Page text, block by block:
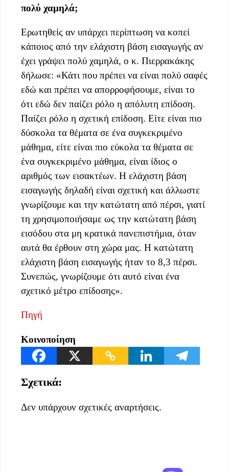
πολύ χαμηλά;
Ερωτηθείς αν υπάρχει περίπτωση να κοπεί
κάποιος από την ελάχιστη βάση εισαγωγής αν
έχει γράψει πολύ χαμηλά, ο κ. Πιερρακάκης
δήλωσε: «Κάτι που πρέπει να είναι πολύ σαφές
εδώ και πρέπει να απορροφήσουμε, είναι το
ότι εδώ δεν παίζει ρόλο η απόλυτη επίδοση.
Παίζει ρόλο η σχετική επίδοση. Είτε είναι πιο
δύσκολα τα θέματα σε ένα συγκεκριμένο
μάθημα, είτε είναι πιο εύκολα τα θέματα σε
ένα συγκεκριμένο μάθημα, είναι ίδιος ο
αριθμός των εισακτέων. Η ελάχιστη βάση
εισαγωγής δηλαδή είναι σχετική και άλλωστε
γνωρίζουμε και την κατώτατη από πέρσι, γιατί
τη χρησιμοποιήσαμε ως την κατώτατη βάση
εισόδου στα μη κρατικά πανεπιστήμια, όταν
αυτά θα έρθουν στη χώρα μας. Η κατώτατη
ελάχιστη βάση εισαγωγής ήταν το 8,3 πέρσι.
Συνεπώς, γνωρίζουμε ότι αυτό είναι ένα
σχετικό μέτρο επίδοσης».
Πηγή
Κοινοποίηση
Σχετικά:
Δεν υπάρχουν σχετικές αναρτήσεις.